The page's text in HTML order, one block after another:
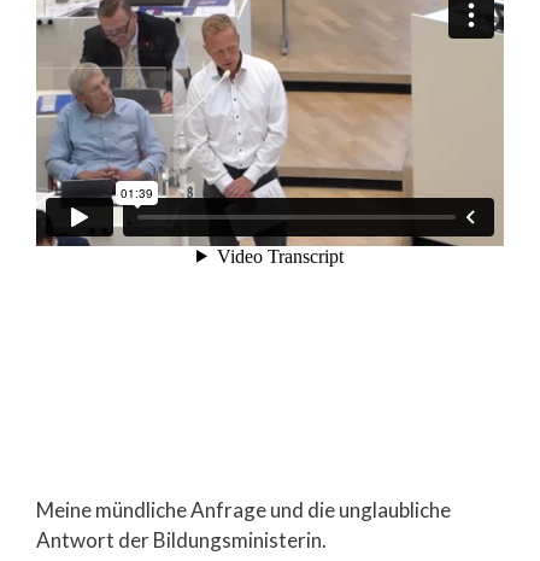
Meine mündliche Anfrage und die unglaubliche
Antwort der Bildungsministerin.